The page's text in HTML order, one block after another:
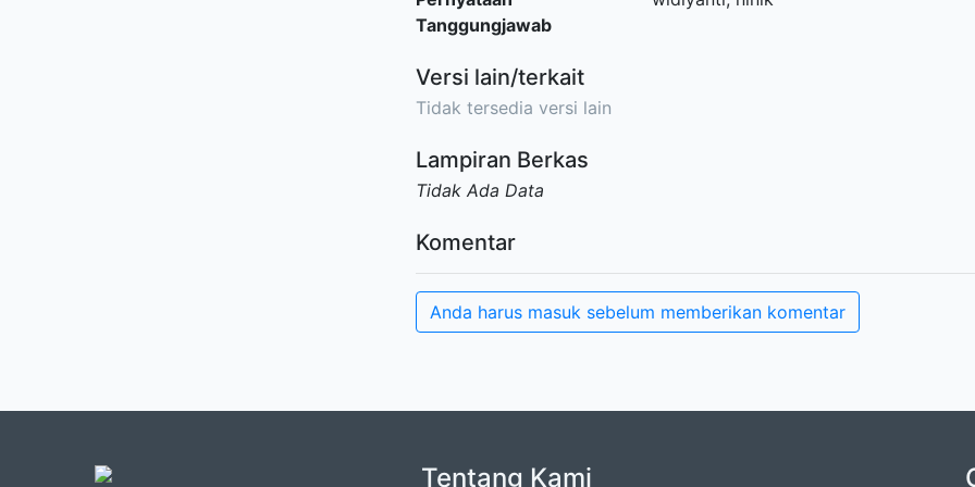
Tanggungjawab
Versi lain/terkait
Tidak tersedia versi lain
Lampiran Berkas
Tidak Ada Data
Komentar
Anda harus masuk sebelum memberikan komentar
Tentang Kami